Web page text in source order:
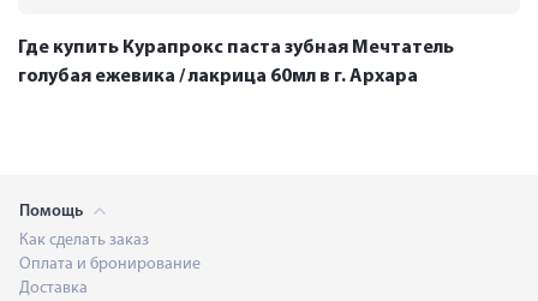
Где купить Курапрокс паста зубная Мечтатель
голубая ежевика / лакрица 60мл в г. Архара
Помощь
Как сделать заказ
Оплата и бронирование
Доставка